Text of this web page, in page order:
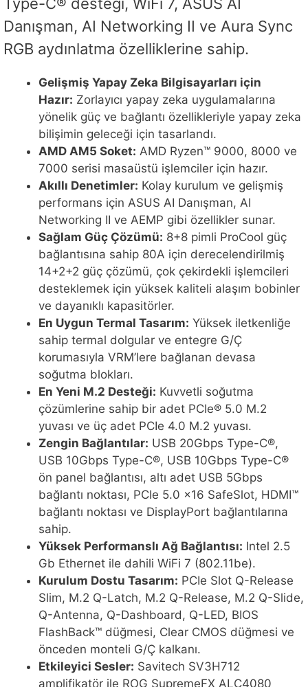
Danışman, AI Networking II ve Aura Sync
RGB aydınlatma özelliklerine sahip.
Gelişmiş Yapay Zeka Bilgisayarları için
Hazır: Zorlayıcı yapay zeka uygulamalarına
yönelik güç ve bağlantı özellikleriyle yapay zeka
bilişimin geleceği için tasarlandı.
AMD AM5 Soket: AMD Ryzen™ 9000, 8000 ve
7000 serisi masaüstü işlemciler için hazır.
Akıllı Denetimler: Kolay kurulum ve gelişmiş
performans için ASUS AI Danışman, AI
Networking II ve AEMP gibi özellikler sunar.
Sağlam Güç Çözümü: 8+8 pimli ProCool güç
bağlantısına sahip 80A için derecelendirilmiş
14+2+2 güç çözümü, çok çekirdekli işlemcileri
desteklemek için yüksek kaliteli alaşım bobinler
ve dayanıklı kapasitörler.
En Uygun Termal Tasarım: Yüksek iletkenliğe
sahip termal dolgular ve entegre G/Ç
korumasıyla VRM’lere bağlanan devasa
soğutma blokları.
En Yeni M.2 Desteği: Kuvvetli soğutma
çözümlerine sahip bir adet PCIe® 5.0 M.2
yuvası ve üç adet PCIe 4.0 M.2 yuvası.
Zengin Bağlantılar: USB 20Gbps Type-C®,
USB 10Gbps Type-C®, USB 10Gbps Type-C®
ön panel bağlantısı, altı adet USB 5Gbps
bağlantı noktası, PCIe 5.0 x16 SafeSlot, HDMI™
bağlantı noktası ve DisplayPort bağlantılarına
sahip.
Yüksek Performanslı Ağ Bağlantısı: Intel 2.5
Gb Ethernet ile dahili WiFi 7 (802.11be).
Kurulum Dostu Tasarım: PCIe Slot Q-Release
Slim, M.2 Q-Latch, M.2 Q-Release, M.2 Q-Slide,
Q-Antenna, Q-Dashboard, Q-LED, BIOS
FlashBack™ düğmesi, Clear CMOS düğmesi ve
önceden monteli G/Ç kalkanı.
Etkileyici Sesler: Savitech SV3H712
amplifikatör ile ROG SupremeFX ALC4080